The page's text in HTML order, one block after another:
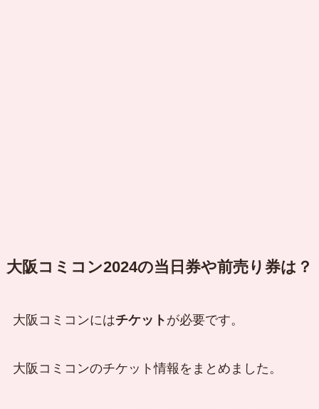
大阪コミコン2024の当日券や前売り券は？
大阪コミコンにはチケット が必要です。
大阪コミコンのチケット情報をまとめました。